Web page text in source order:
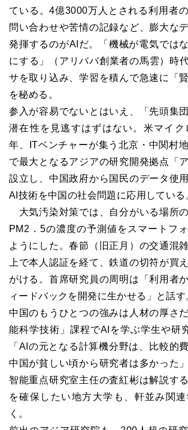
ている。4億3000万人とされる利用者
問い合わせや苦情の記録など、膨大な
発揮するのがAIだ。「機械が電気では
にする」（アリババ創業者の馬雲）時
サを取り込み、学習を積んで急速に「
を秘める。
参入が容易でないとはいえ、「先頭集
潜在性を見逃すはずはない。米マイク
年、ITベンチャーが集う北京・中関村
で最大となるアジアの研究開発拠点「
設立し、中国政府から国民のデータ使
AI技術を中国の社会問題に応用している
大気汚染対策では、自分がいる場所
PM2．5の濃度の予測値をスマートフ
ようにした。春節（旧正月）の交通混
上で本人認証を経て、鉄道の切符が買
がける。首席研究員の周明は「利用者
ィードバックを開発に生かせる」と話す
中国のもうひとつの強みは人材の厚さ
能科学技術」課程でAIを学ぶ学生や研
「AIの元となる計算機分野は、比較的
中国が貧しい頃から研究者は多かった
智能重点研究室主任の査紅彬は解説す
を確保したい地方大学も、軒並み関
く。